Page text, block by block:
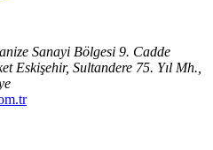
Sanayi Bölgesi 9. Cadde
Eskişehir, Sultandere 75. Yıl Mh.,